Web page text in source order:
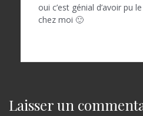
oui c’est génial d’avoir pu
chez moi 🙂
Laisser un